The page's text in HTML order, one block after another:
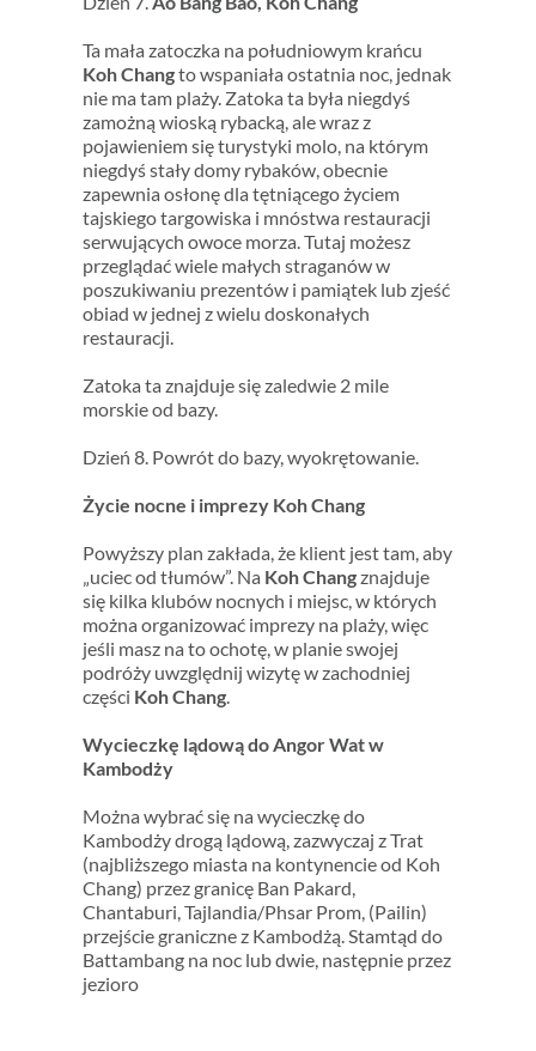
Ta mała zatoczka na południowym krańcu
Koh Changto wspaniała ostatnia noc, jednak
nie ma tam plaży. Zatoka ta była niegdyś
zamożną wioską rybacką, ale wraz z
pojawieniem się turystyki molo, na którym
niegdyś stały domy rybaków, obecnie
zapewnia osłonę dla tętniącego życiem
tajskiego targowiska i mnóstwa restauracji
serwujących owoce morza. Tutaj możesz
przeglądać wiele małych straganów w
poszukiwaniu prezentów i pamiątek lub zjeść
obiad w jednej z wielu doskonałych
restauracji.
Zatoka ta znajduje się zaledwie 2 mile
morskie od bazy.
Dzień 8. Powrót do bazy, wyokrętowanie.
Życie nocne i imprezy Koh Chang
Powyższy plan zakłada, że klient jest tam, aby
„uciec od tłumów”. Na Koh Changznajduje
się kilka klubów nocnych i miejsc, w których
można organizować imprezy na plaży, więc
jeśli masz na to ochotę, w planie swojej
podróży uwzględnij wizytę w zachodniej
części Koh Chang.
Wycieczkę lądową do Angor Wat w
Kambodży
Można wybrać się na wycieczkę do
Kambodży drogą lądową, zazwyczaj z Trat
(najbliższego miasta na kontynencie od Koh
Chang) przez granicę Ban Pakard,
Chantaburi, Tajlandia/Phsar Prom, (Pailin)
przejście graniczne z Kambodżą. Stamtąd do
Battambang na noc lub dwie, następnie przez
jezioro